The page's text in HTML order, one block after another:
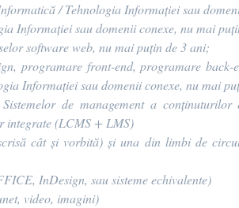
/ Tehnologia Informației sau
Informației sau domenii conexe, nu mai
software web, nu mai puțin de 3 ani;
programare front-end, programare
Informației sau domenii conexe, nu mai
de management a
integrate (LCMS + LMS)
cât și vorbită) și una din limbi de
InDesign, sau sisteme echivalente)
video, imagini)